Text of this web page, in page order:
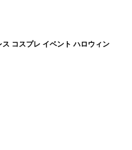
コスプレ イベント ハロウィン